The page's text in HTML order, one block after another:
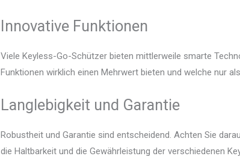
Innovative Funktionen
Viele Keyless-Go-Schützer bieten mittlerweile smarte
Funktionen wirklich einen Mehrwert bieten und welche nur
Langlebigkeit und Garantie
Robustheit und Garantie sind entscheidend. Achten Sie
die Haltbarkeit und die Gewährleistung der verschiedenen